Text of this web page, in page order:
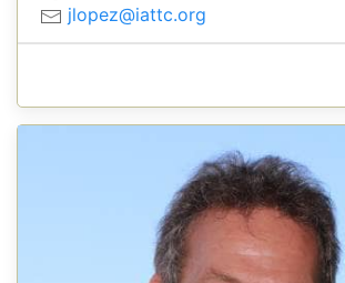
jlopez@iattc.org